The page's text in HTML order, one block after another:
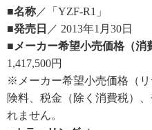
■名称／「YZF-R1」
■発売日 ／ 2013年1月30日
■メーカー希望小売価格（消
1,417,500円
※メーカー希望小売価格（
険料、税金（除く消費税）
れません。